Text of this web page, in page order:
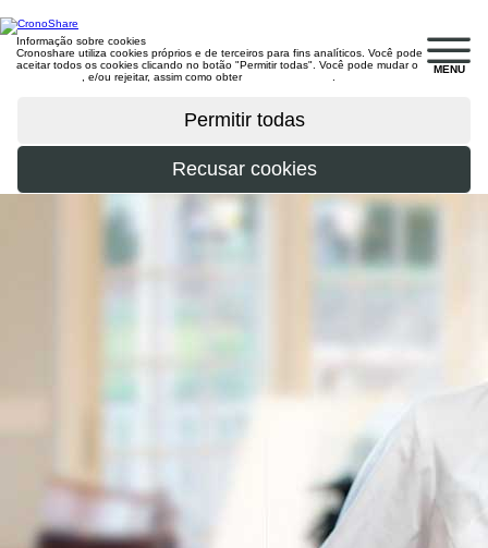
MENU
Informação sobre cookies
Cronoshare utiliza cookies próprios e de terceiros para fins analíticos. Você pode
aceitar todos os cookies clicando no botão "Permitir todas". Você pode mudar o
, e/ou rejeitar, assim como obter